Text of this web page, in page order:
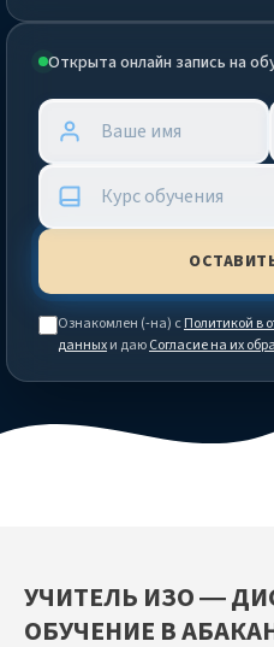
Открыта онлайн запись на
Ознакомлен (-на) сПолитикой в
данныхи даюСогласие на их
УЧИТЕЛЬ ИЗО —
ОБУЧЕНИЕ В